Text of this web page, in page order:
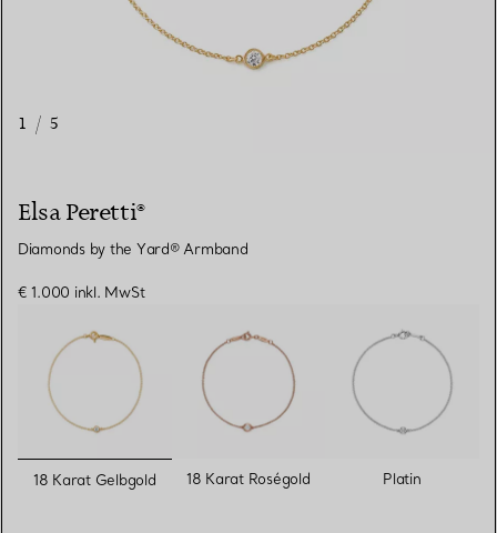
1 / 5
Elsa Peretti®
Diamonds by the Yard® Armband
€ 1.000 inkl. MwSt
ausgewählt
18 Karat Gelbgold 18 Karat Roségold Platin